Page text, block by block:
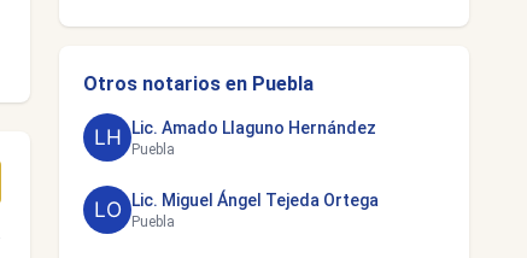
Otros notarios en Puebla
Lic. Amado Llaguno Hernández
Puebla
Lic. Miguel Ángel Tejeda Ortega
Puebla